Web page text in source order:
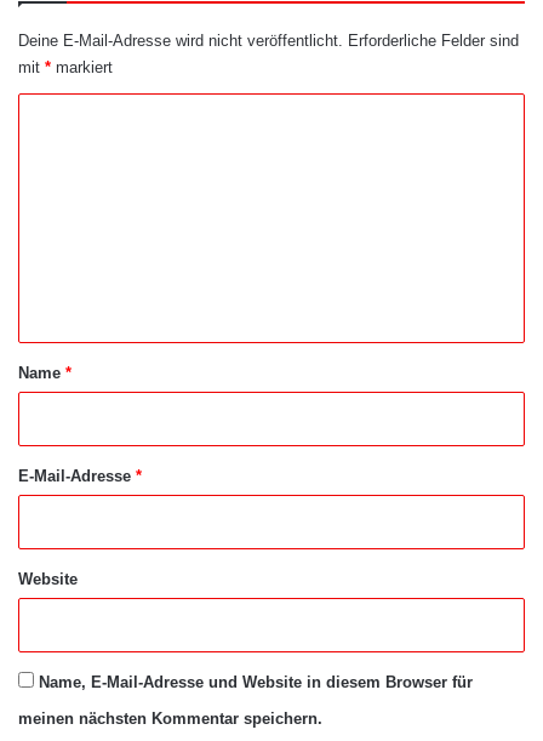
Deine E-Mail-Adresse wird nicht veröffentlicht. Erforderliche Felder sind
mit * markiert
a
Name *
E-Mail-Adresse *
Website
Name, E-Mail-Adresse und Website in diesem Browser für
meinen nächsten Kommentar speichern.